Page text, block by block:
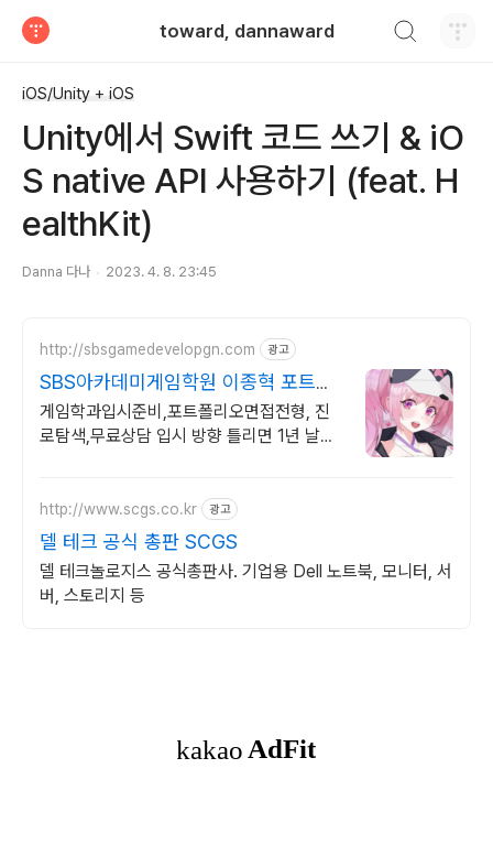
toward, dannaward
iOS/Unity + iOS
Unity에서 Swift 코드 쓰기 & iO
S native API 사용하기 (feat. H
ealthKit)
Danna 다나 2023. 4. 8. 23:45
http://sbsgamedevelopgn.com 광고
SBS아카데미게임학원 이종혁 포트폴
리오 방향성 점검
게임학과입시준비,포트폴리오면접전형, 진
로탐색,무료상담 입시 방향 틀리면 1년 날립
http://www.scgs.co.kr 광고
델 테크 공식 총판 SCGS
델 테크놀로지스 공식총판사. 기업용 Dell 노트북, 모니터, 서
버, 스토리지 등